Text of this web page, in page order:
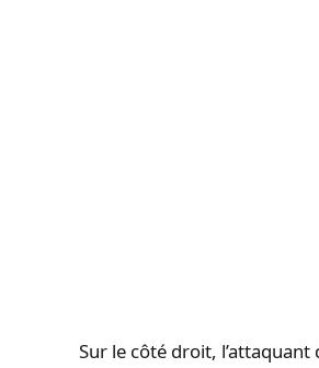
Sur le côté droit,